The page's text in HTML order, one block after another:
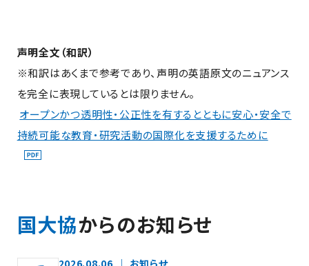
声明全文（和訳）
※和訳はあくまで参考であり、声明の英語原文のニュアンス
を完全に表現しているとは限りません。
オープンかつ透明性・公正性を有するとともに安心・安全で
持続可能な教育・研究活動の国際化を支援するために
国大協からのお知らせ
2026.08.06
お知らせ